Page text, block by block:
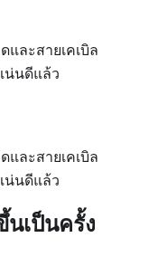
และสายเคเบิล
น่นดีแล้ว
และสายเคเบิล
น่นดีแล้ว
เป็นครั้ง